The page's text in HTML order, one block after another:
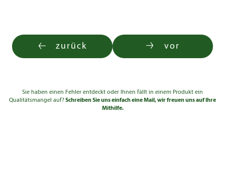
zurück vor
Sie haben einen Fehler entdeckt oder Ihnen fällt in einem Produkt ein
Qualitätsmangel auf?Schreiben Sie uns einfach eine Mail, wir freuen uns auf Ihre
Mithilfe.